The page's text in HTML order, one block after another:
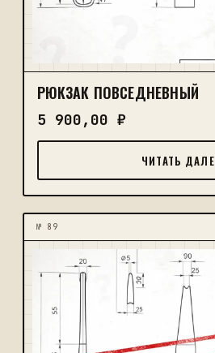
РЮКЗАК ПОВСЕДНЕВНЫЙ
5 900,00 ₽
ЧИТАТЬ
№ 89